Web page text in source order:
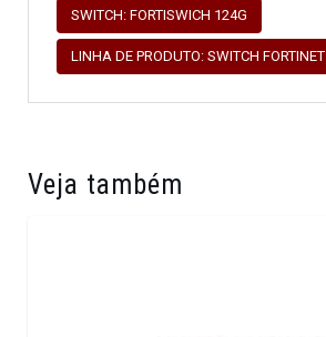
SWITCH: FORTISWICH 124G
LINHA DE PRODUTO: SWITCH FORTINET
Veja também